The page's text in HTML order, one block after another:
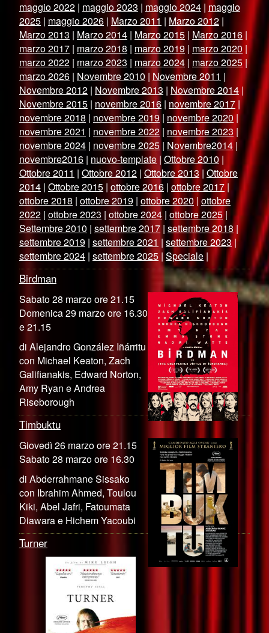
maggio 2022 | maggio 2023 | maggio 2024 | maggio
2025 | maggio 2026 | Marzo 2011 | Marzo 2012 |
Marzo 2013 | Marzo 2014 | Marzo 2015 | Marzo 2016 |
marzo 2017 | marzo 2018 | marzo 2019 | marzo 2020 |
marzo 2022 | marzo 2023 | marzo 2024 | marzo 2025 |
marzo 2026 | Novembre 2010 | Novembre 2011 |
Novembre 2012 | Novembre 2013 | Novembre 2014 |
Novembre 2015 | novembre 2016 | novembre 2017 |
novembre 2018 | novembre 2019 | novembre 2020|
novembre 2021 | novembre 2022 | novembre 2023 |
novembre 2024 | novembre 2025 | Novembre2014|
novembre2016 | nuovo-template | Ottobre 2010 |
Ottobre 2011 | Ottobre 2012 | Ottobre 2013 | Ottobre
2014 | Ottobre 2015 | ottobre 2016 | ottobre 2017 |
ottobre 2018 | ottobre 2019 | ottobre 2020 | ottobre
2022 | ottobre 2023 | ottobre 2024 | ottobre 2025|
Settembre 2010 | settembre 2017 | settembre 2018|
settembre 2019 | settembre 2021 | settembre 2023|
settembre 2024 | settembre 2025 | Speciale |
Birdman
Sabato 28 marzo ore 21.15
Domenica 29 marzo ore 16.30
e 21.15
di Alejandro González Iñárritu
con Michael Keaton, Zach
Galifianakis, Edward Norton,
Amy Ryan e Andrea
Riseborough
Timbuktu
Giovedì 26 marzo ore 21.15
Sabato 28 marzo ore 16.30
di Abderrahmane Sissako
con Ibrahim Ahmed, Toulou
Kiki, Abel Jafri, Fatoumata
Diawara e Hichem Yacoubi
Turner